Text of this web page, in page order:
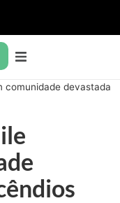
comunidade devastada